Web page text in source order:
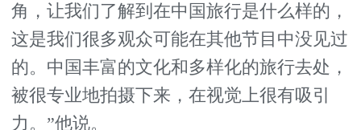
角，让我们了解到在中国旅行是什么样的，
这是我们很多观众可能在其他节目中没见过
的。中国丰富的文化和多样化的旅行去处，
被很专业地拍摄下来，在视觉上很有吸引
力。”他说。